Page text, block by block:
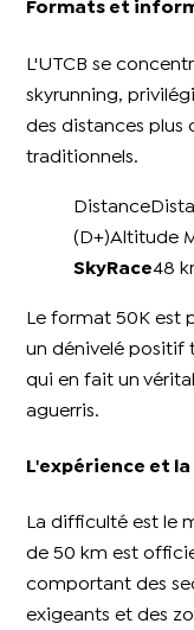
Formats et
L'UTCB se
skyrunning,
des distances plus
traditionnels.
(D+)Altitude
SkyRace48
Le format 50K est
un dénivelé positif
qui en fait un
aguerris.
L'expérience et
La difficulté est le
de 50 km est
comportant des
exigeants et des